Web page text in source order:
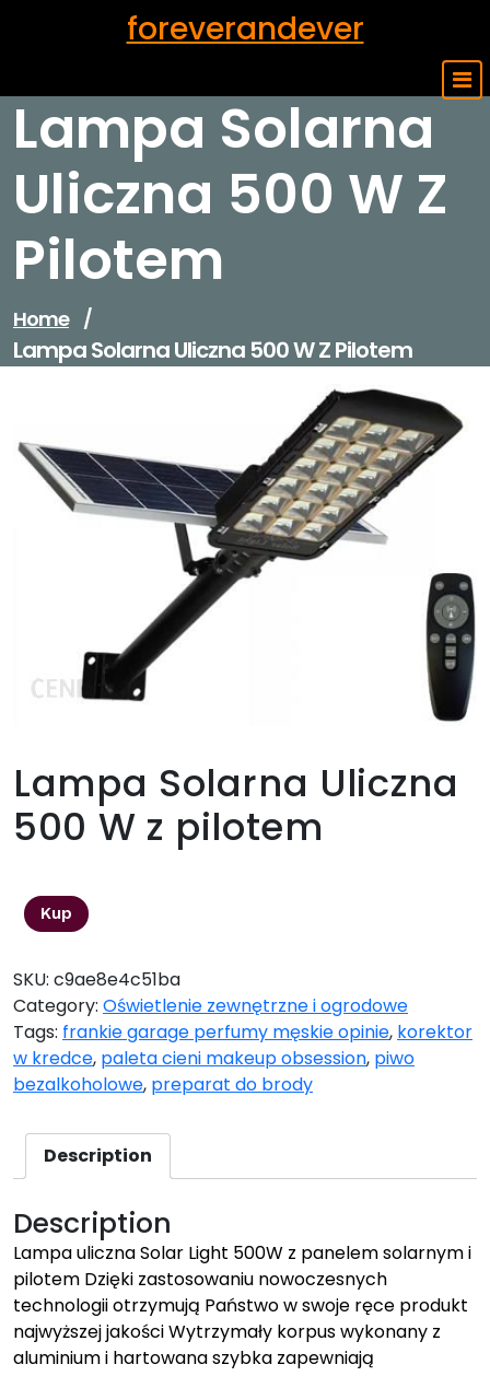
foreverandever
Lampa Solarna
Uliczna 500 W Z
Pilotem
Home /
Lampa Solarna Uliczna 500 W Z Pilotem
Lampa Solarna Uliczna
500 W z pilotem
Kup
SKU: c9ae8e4c51ba
Category: Oświetlenie zewnętrzne i ogrodowe
Tags: frankie garage perfumy męskie opinie, korektor
w kredce, paleta cieni makeup obsession, piwo
bezalkoholowe, preparat do brody
Description
Description
Lampa uliczna Solar Light 500W z panelem solarnym i
pilotem Dzięki zastosowaniu nowoczesnych
technologii otrzymują Państwo w swoje ręce produkt
najwyższej jakości Wytrzymały korpus wykonany z
aluminium i hartowana szybka zapewniają